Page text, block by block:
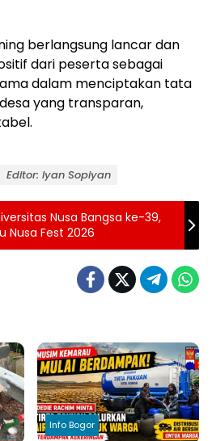
berlangsung lancar dan
dari peserta sebagai
dalam menciptakan tata
yang transparan,
Editor: Iyan Sopiyan
Nusa Bangsa ke-39,
Nusa Fest 2026
Info Bogor